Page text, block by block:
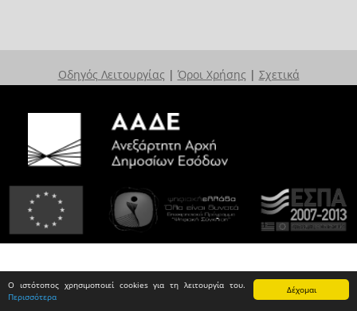
Δέχομαι
Ο ιστότοπος χρησιμοποιεί cookies για τη λειτουργία του.
Περισσότερα
Οδηγός Λειτουργίας | Όροι Χρήσης | Σχετικά